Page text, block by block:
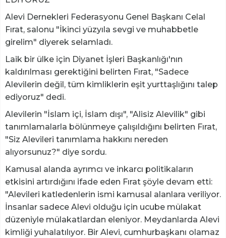
Alevi Dernekleri Federasyonu Genel Başkanı Celal
Fırat, salonu "İkinci yüzyıla sevgi ve muhabbetle
girelim" diyerek selamladı.
Laik bir ülke için Diyanet İşleri Başkanlığı'nın
kaldırılması gerektiğini belirten Fırat, "Sadece
Alevilerin değil, tüm kimliklerin eşit yurttaşlığını talep
ediyoruz" dedi.
Alevilerin "İslam içi, İslam dışı", "Alisiz Alevilik" gibi
tanımlamalarla bölünmeye çalışıldığını belirten Fırat,
"Siz Alevileri tanımlama hakkını nereden
alıyorsunuz?" diye sordu.
Kamusal alanda ayrımcı ve inkarcı politikaların
etkisini artırdığını ifade eden Fırat şöyle devam etti:
"Alevileri katledenlerin ismi kamusal alanlara veriliyor.
İnsanlar sadece Alevi olduğu için ucube mülakat
düzeniyle mülakatlardan eleniyor. Meydanlarda Alevi
kimliği yuhalatılıyor. Bir Alevi, cumhurbaşkanı olamaz